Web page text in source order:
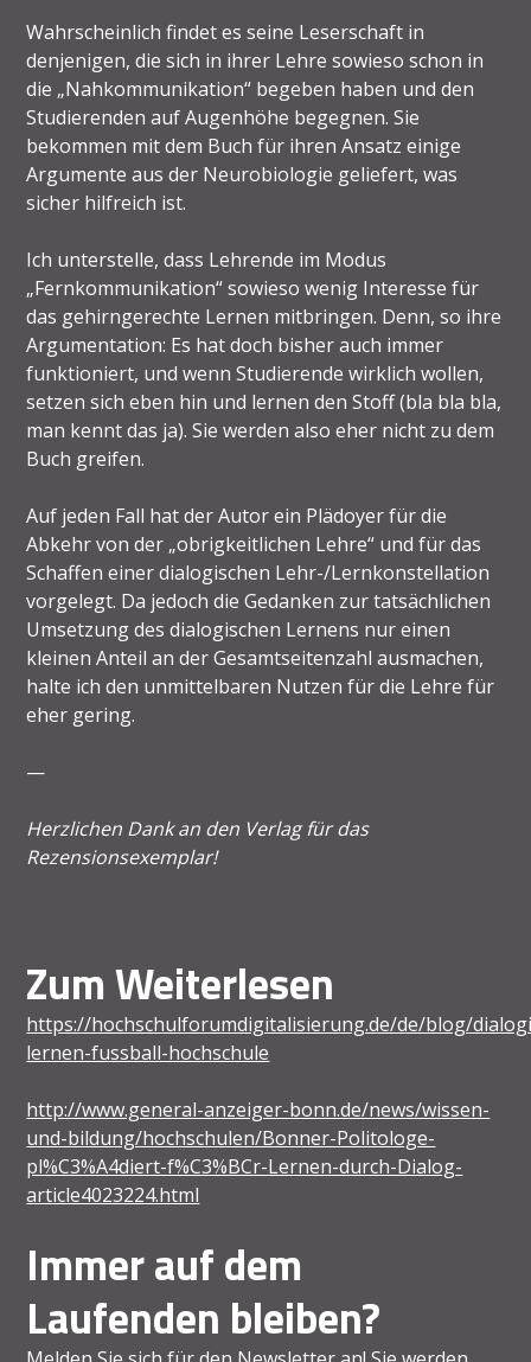
Wahrscheinlich findet es seine Leserschaft in
denjenigen, die sich in ihrer Lehre sowieso schon in
die „Nahkommunikation“ begeben haben und den
Studierenden auf Augenhöhe begegnen. Sie
bekommen mit dem Buch für ihren Ansatz einige
Argumente aus der Neurobiologie geliefert, was
sicher hilfreich ist.
Ich unterstelle, dass Lehrende im Modus
„Fernkommunikation“ sowieso wenig Interesse für
das gehirngerechte Lernen mitbringen. Denn, so ihre
Argumentation: Es hat doch bisher auch immer
funktioniert, und wenn Studierende wirklich wollen,
setzen sich eben hin und lernen den Stoff (bla bla bla,
man kennt das ja). Sie werden also eher nicht zu dem
Buch greifen.
Auf jeden Fall hat der Autor ein Plädoyer für die
Abkehr von der „obrigkeitlichen Lehre“ und für das
Schaffen einer dialogischen Lehr-/Lernkonstellation
vorgelegt. Da jedoch die Gedanken zur tatsächlichen
Umsetzung des dialogischen Lernens nur einen
kleinen Anteil an der Gesamtseitenzahl ausmachen,
halte ich den unmittelbaren Nutzen für die Lehre für
eher gering.
—
Herzlichen Dank an den Verlag für das
Rezensionsexemplar!
Zum Weiterlesen
https://hochschulforumdigitalisierung.de/de/blog/
lernen-fussball-hochschule
http://www.general-anzeiger-bonn.de/news/wissen-
und-bildung/hochschulen/Bonner-Politologe-
pl%C3%A4diert-f%C3%BCr-Lernen-durch-Dialog-
article4023224.html
Immer auf dem
Laufenden bleiben?